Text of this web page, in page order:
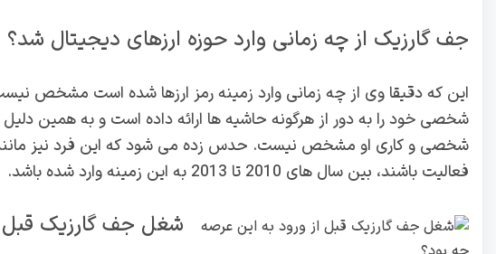
جف گارزیک از چه زمانی وارد حوزه ارزهای دیجیتال شد؟
این که دقیقا وی از چه زمانی وارد زمینه رمز ارزها شده است مشخص
شخصی خود را به دور از هرگونه حاشیه ها ارائه داده است و به همین
شخصی و کاری او مشخص نیست. حدس زده می شود که این فرد نیز مانند
فعالیت باشند، بین سال های 2010 تا 2013 به این زمینه وارد شده باشد.
شغل جف گارزیک قبل